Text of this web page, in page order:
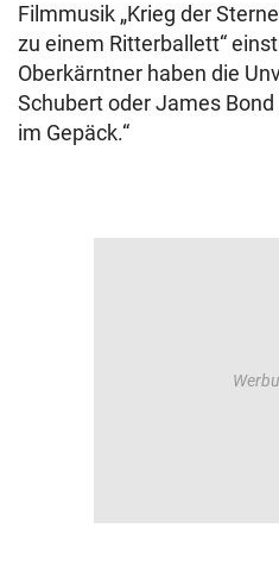
Filmmusik „Krieg der
zu einem Ritterballett“
Oberkärntner haben die
Schubert oder James
im Gepäck.“